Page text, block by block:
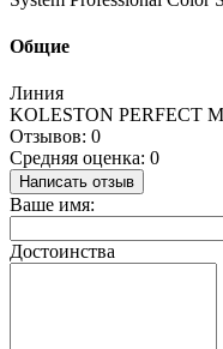
Общие
Линия
KOLESTON PERFECT
Отзывов: 0
Средняя оценка: 0
Написать отзыв
Ваше имя:
Достоинства